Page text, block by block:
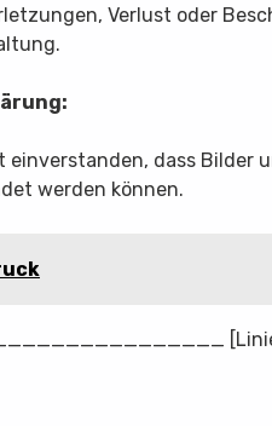
Verlust oder
einverstanden, dass Bilder
werden können.
[Linie